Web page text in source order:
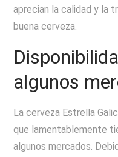
aprecian la calidad y la
buena cerveza.
algunos
La cerveza Estrella
que lamentablemente
algunos mercados.